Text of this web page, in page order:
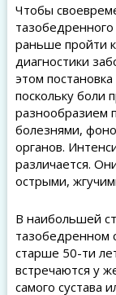
Чтобы
раньше пройти
диагностики
этом
поскольку боли
разнообразием
болезнями,
органов.
различается.
острыми,
В наибольшей
тазобедренном
старше 50-ти
встречаются у
самого сустава